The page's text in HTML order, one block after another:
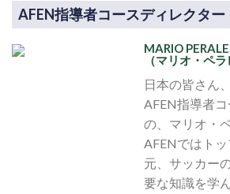
AFEN指導者コースディレクター
MARIO
（マリオ・ペラ
日本の皆さん
AFEN指導者
の、マリオ・
AFENではト
元、サッカー
要な知識を学